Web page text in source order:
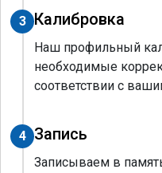
3 Калибровка
Наш профильный
необходимые
соответствии с
4 Запись
Записываем в